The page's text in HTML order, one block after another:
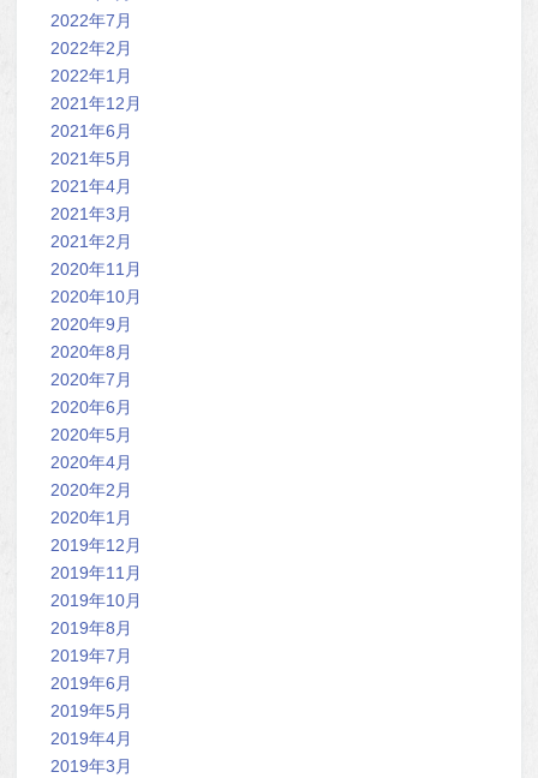
2022年7月
2022年2月
2022年1月
2021年12月
2021年6月
2021年5月
2021年4月
2021年3月
2021年2月
2020年11月
2020年10月
2020年9月
2020年8月
2020年7月
2020年6月
2020年5月
2020年4月
2020年2月
2020年1月
2019年12月
2019年11月
2019年10月
2019年8月
2019年7月
2019年6月
2019年5月
2019年4月
2019年3月